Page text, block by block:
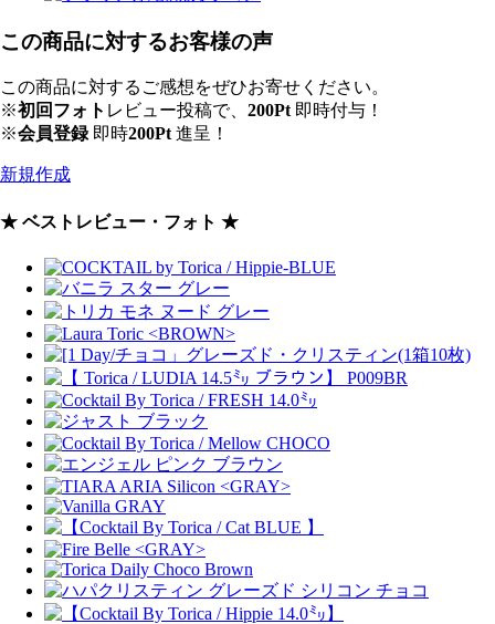
この商品に対するお客様の声
この商品に対するご感想をぜひお寄せください。
※初回フォト レビュー投稿で、 200Pt 即時付与！
※会員登録即時200Pt 進呈！
新規作成
★ ベストレビュー・フォト ★